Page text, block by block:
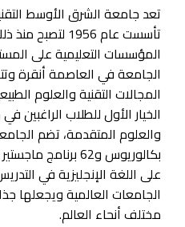
تعد جامعة الشرق الأوسط
تأسست عام 1956
المؤسسات التعليمية على
الجامعة في العاصمة أنقرة
المجالات التقنية والعلوم
الخيار الأول للطلاب
بكالوريوس و62
على اللغة الإنجليزية في
الجامعات العالمية ويجعلها
مختلف أنحاء العالم.